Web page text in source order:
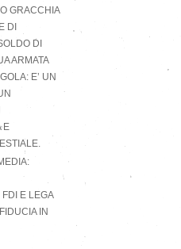
GRACCHIA
DI
DI
ARMATA
E’ UN
E
E LEGA
IN